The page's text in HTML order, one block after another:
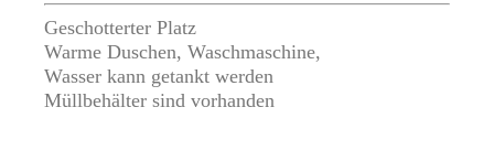
Geschotterter Platz
Warme Duschen, Waschmaschine,
Wasser kann getankt werden
Müllbehälter sind vorhanden